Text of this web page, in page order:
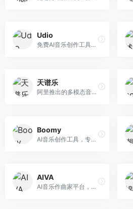
Udio
免费AI音乐创作工具，专注于高质量音乐生成。面向音乐创作者和内容制作者，支持多种音乐风格生成，音质专业，创作自由度高，适合专业音乐制作场景。
天谱乐
阿里推出的多模态音乐生成平台，整合音频与文本理解能力。面向内容创作者，支持歌词生成、旋律创作、音乐编辑等服务，与阿里生态深度整合。
Boomy
AI音乐创作工具，专注于快速音乐生成与发布。面向音乐爱好者和业余创作者，支持一键生成原创音乐，可直接发布到音乐平台，创作门槛低。
AIVA
AI音乐作曲家平台，专注于古典和影视配乐创作。面向影视制作人和游戏开发者，提供原创音乐生成、配乐定制等服务，音乐风格专业，适合影视游戏配乐。